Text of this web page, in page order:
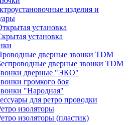
изделия и
установка
установка
дверные звонки TDM
дверные звонки TDM
дверные "ЭКО"
громкого боя
"Народная"
для ретро проводки
изоляторы
изоляторы (пластик)